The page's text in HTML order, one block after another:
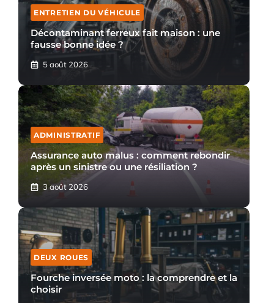
ENTRETIEN DU VÉHICULE
Décontaminant ferreux fait maison : une
fausse bonne idée ?
5 août 2026
ADMINISTRATIF
Assurance auto malus : comment rebondir
après un sinistre ou une résiliation ?
3 août 2026
DEUX ROUES
Fourche inversée moto : la comprendre et la
choisir